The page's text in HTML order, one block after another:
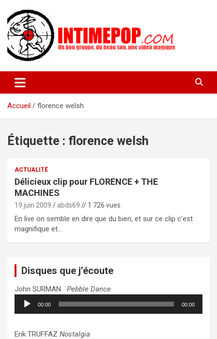
contenu
intimepop.com
actuelles pop rock, post-rock, indé sur Lyon. rock pop concert
lyon
Accueil
florence welsh
Étiquette : florence welsh
ACTUALITÉ
Délicieux clip pour FLORENCE + THE
MACHINES
19 juin 2009 abds69 // 1 726 vues
En live on semble en dire que du bien, et sur ce clip c’est
magnifique et…
Disques que j’écoute
John SURMAN Pebble Dance
Lecteur
audio
00:00 00:00
Erik TRUFFAZ Nostalgia